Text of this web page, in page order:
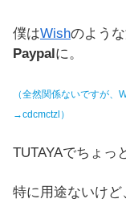
僕はWishのよう
Paypal に。
（全然関係ないですが
→cdcmctzl）
TUTAYAでちょっ
特に用途ないけ